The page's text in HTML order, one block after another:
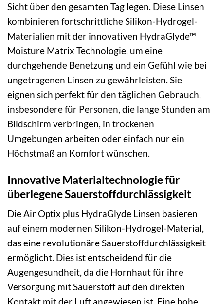
Sicht über den gesamten Tag legen. Diese Linsen
kombinieren fortschrittliche Silikon-Hydrogel-
Materialien mit der innovativen HydraGlyde™
Moisture Matrix Technologie, um eine
durchgehende Benetzung und ein Gefühl wie bei
ungetragenen Linsen zu gewährleisten. Sie
eignen sich perfekt für den täglichen Gebrauch,
insbesondere für Personen, die lange Stunden am
Bildschirm verbringen, in trockenen
Umgebungen arbeiten oder einfach nur ein
Höchstmaß an Komfort wünschen.
Innovative Materialtechnologie für
überlegene Sauerstoffdurchlässigkeit
Die Air Optix plus HydraGlyde Linsen basieren
auf einem modernen Silikon-Hydrogel-Material,
das eine revolutionäre Sauerstoffdurchlässigkeit
ermöglicht. Dies ist entscheidend für die
Augengesundheit, da die Hornhaut für ihre
Versorgung mit Sauerstoff auf den direkten
Kontakt mit der Luft angewiesen ist. Eine hohe